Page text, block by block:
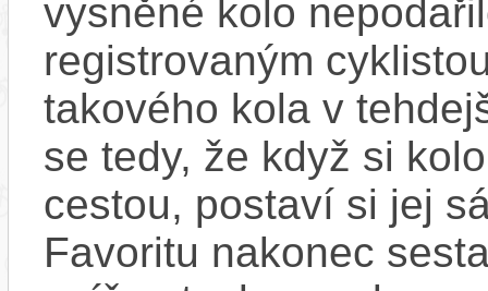
vysněné kolo
registrovaným
takového kola v
se tedy, že když si
cestou, postaví si jej
Favoritu nakonec